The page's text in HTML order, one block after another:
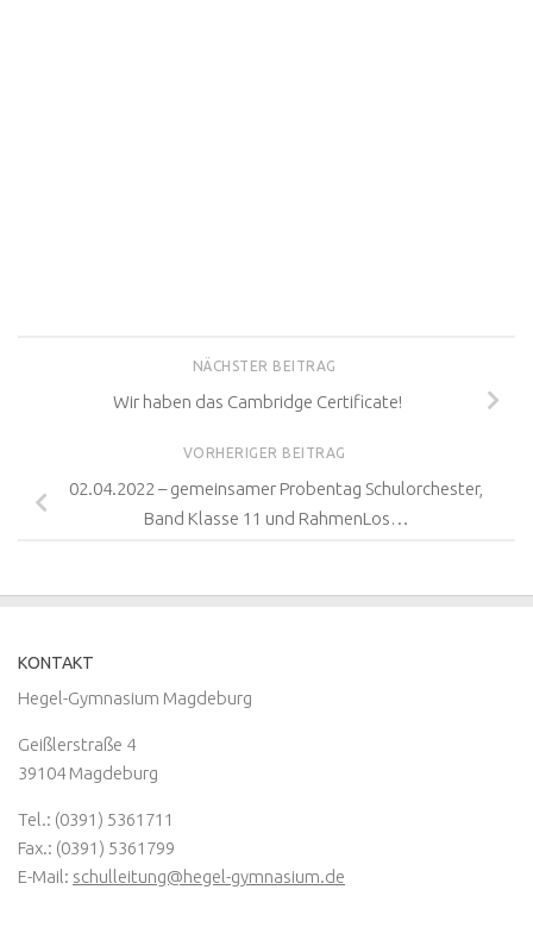
NÄCHSTER BEITRAG
Wir haben das Cambridge Certificate!
VORHERIGER BEITRAG
02.04.2022 – gemeinsamer Probentag Schulorchester,
Band Klasse 11 und RahmenLos…
KONTAKT
Hegel-Gymnasium Magdeburg
Geißlerstraße 4
39104 Magdeburg
Tel.: (0391) 5361711
Fax.: (0391) 5361799
E-Mail: schulleitung@hegel-gymnasium.de